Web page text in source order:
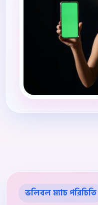
ভলিবল ম্যাচ পরিচিতি